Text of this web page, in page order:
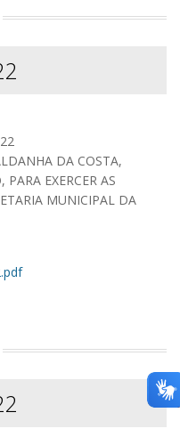
DA COSTA,
EXERCER AS
MUNICIPAL DA